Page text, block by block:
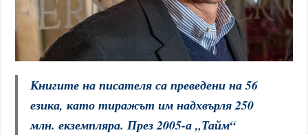
Книгите на писателя са преведени на 56
езика, като тиражът им надхвърля 250
млн. екземпляра. През 2005-а „Тайм“